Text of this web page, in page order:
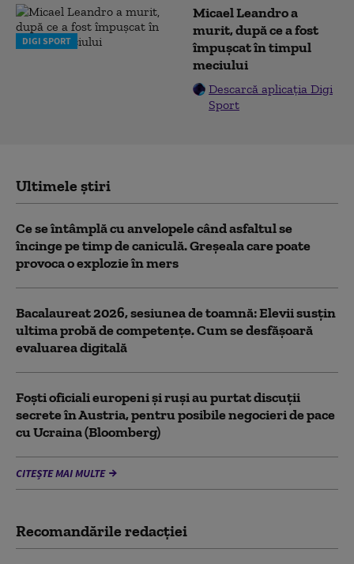
DIGI SPORT
Micael Leandro a
murit, după ce a fost
împușcat în timpul
meciului
Descarcă aplicația Digi
Sport
Ultimele știri
Ce se întâmplă cu anvelopele când asfaltul se
încinge pe timp de caniculă. Greșeala care poate
provoca o explozie în mers
Bacalaureat 2026, sesiunea de toamnă: Elevii susțin
ultima probă de competențe. Cum se desfășoară
evaluarea digitală
Foști oficiali europeni și ruși au purtat discuții
secrete în Austria, pentru posibile negocieri de pace
cu Ucraina (Bloomberg)
CITEȘTE MAI MULTE
Recomandările redacţiei